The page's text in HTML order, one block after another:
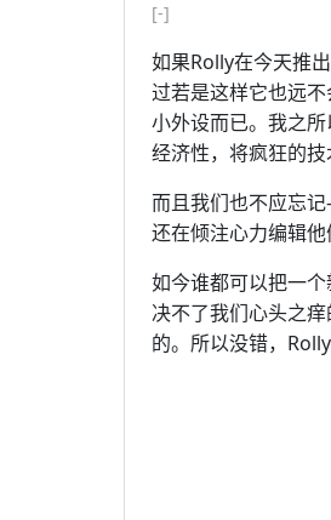
[-]
如果Rolly在今天推
过若是这样它也远
小外设而已。我之
经济性，将疯狂的技
而且我们也不应忘
还在倾注心力编辑
如今谁都可以把一
决不了我们心头之
的。所以没错，